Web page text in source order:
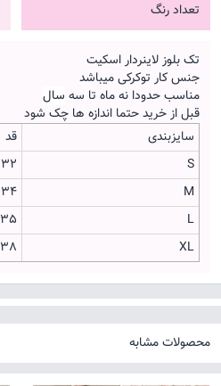
تعداد رنگ
تک بلوز لاینردار اسکیت
جنس کار توکرکی میباشد
مناسب حدودا نه ماه تا سه سال
قبل از خرید حتما اندازه ها چک شود
سایزبندی
قد
S
32
M
34
L
35
XL
38
محصولات مشابه